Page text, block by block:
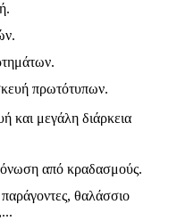
πρωτότυπων.
και μεγάλη διάρκεια
από κραδασμούς.
θαλάσσιο